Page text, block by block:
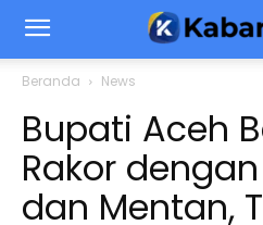
Beranda News
Bupati Aceh
Rakor
dan Mentan,